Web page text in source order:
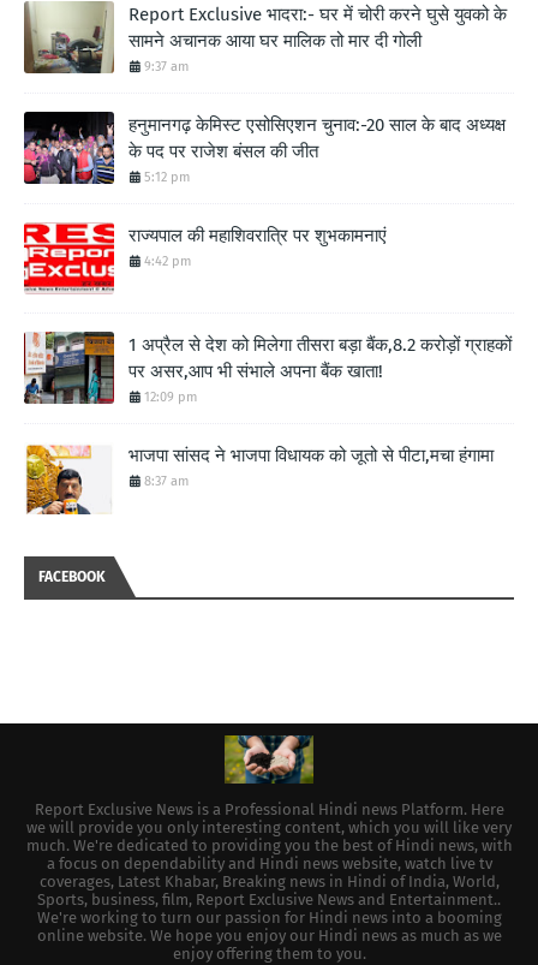
Report Exclusive भादरा:- घर में चोरी करने घुसे युवको के
सामने अचानक आया घर मालिक तो मार दी गोली
9:37 am
हनुमानगढ़ केमिस्ट एसोसिएशन चुनाव:-20 साल के बाद अध्यक्ष
के पद पर राजेश बंसल की जीत
5:12 pm
राज्यपाल की महाशिवरात्रि पर शुभकामनाएं
4:42 pm
1 अप्रैल से देश को मिलेगा तीसरा बड़ा बैंक,8.2 करोड़ों ग्राहकों
पर असर,आप भी संभाले अपना बैंक खाता!
12:09 pm
भाजपा सांसद ने भाजपा विधायक को जूतो से पीटा,मचा हंगामा
8:37 am
FACEBOOK
Report Exclusive News is a Professional Hindi news Platform. Here
we will provide you only interesting content, which you will like very
much. We're dedicated to providing you the best of Hindi news, with
a focus on dependability and Hindi news website, watch live tv
coverages, Latest Khabar, Breaking news in Hindi of India, World,
Sports, business, film, Report Exclusive News and Entertainment..
We're working to turn our passion for Hindi news into a booming
online website. We hope you enjoy our Hindi news as much as we
enjoy offering them to you.